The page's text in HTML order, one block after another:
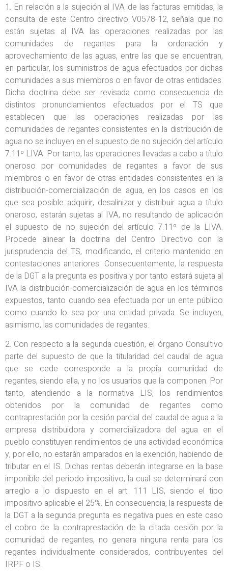
1. En relación a la sujeción al IVA de las facturas emitidas, la
consulta de este Centro directivo V0578-12, señala que no
están sujetas al IVA las operaciones realizadas por las
comunidades de regantes para la ordenación y
aprovechamiento de las aguas, entre las que se encuentran,
en particular, los suministros de agua efectuados por dichas
comunidades a sus miembros o en favor de otras entidades.
Dicha doctrina debe ser revisada como consecuencia de
distintos pronunciamientos efectuados por el TS que
establecen que las operaciones realizadas por las
comunidades de regantes consistentes en la distribución de
agua no se incluyen en el supuesto de no sujeción del artículo
7.11º LIVA. Por tanto, las operaciones llevadas a cabo a título
oneroso por comunidades de regantes a favor de sus
miembros o en favor de otras entidades consistentes en la
distribución-comercialización de agua, en los casos en los
que sea posible adquirir, desalinizar y distribuir agua a título
oneroso, estarán sujetas al IVA, no resultando de aplicación
el supuesto de no sujeción del artículo 7.11º de la LIVA.
Procede alinear la doctrina del Centro Directivo con la
jurisprudencia del TS, modificando, el criterio mantenido en
contestaciones anteriores. Consecuentemente, la respuesta
de la DGT a la pregunta es positiva y por tanto estará sujeta al
IVA la distribución-comercialización de agua en los términos
expuestos, tanto cuando sea efectuada por un ente público
como cuando lo sea por una entidad privada. Se incluyen,
asimismo, las comunidades de regantes.
2. Con respecto a la segunda cuestión, el órgano Consultivo
parte del supuesto de que la titularidad del caudal de agua
que se cede corresponde a la propia comunidad de
regantes, siendo ella, y no los usuarios que la componen. Por
tanto, atendiendo a la normativa LIS, los rendimientos
obtenidos por la comunidad de regantes como
contraprestación por la cesión parcial del caudal de agua a la
empresa distribuidora y comercializadora del agua en el
pueblo constituyen rendimientos de una actividad económica
y, por ello, no estarán amparados en la exención, habiendo de
tributar en el IS. Dichas rentas deberán integrarse en la base
imponible del periodo impositivo, la cual se determinará con
arreglo a lo dispuesto en el art. 111 LIS, siendo el tipo
impositivo aplicable el 25%. En consecuencia, la respuesta de
la DGT a la segunda pregunta es negativa pues en este caso
el cobro de la contraprestación de la citada cesión por la
comunidad de regantes, no genera ninguna renta para los
regantes individualmente considerados, contribuyentes del
IRPF o IS.